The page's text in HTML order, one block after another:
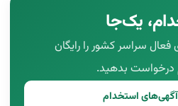
یک‌جا
سراسر کشور را رایگان
بدهید.
استخدام